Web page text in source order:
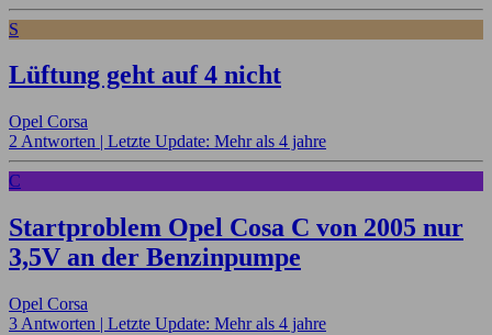
S
Lüftung geht auf 4 nicht
Opel Corsa
2 Antworten | Letzte Update: Mehr als 4 jahre
C
Startproblem Opel Cosa C von 2005 nur
3,5V an der Benzinpumpe
Opel Corsa
3 Antworten | Letzte Update: Mehr als 4 jahre